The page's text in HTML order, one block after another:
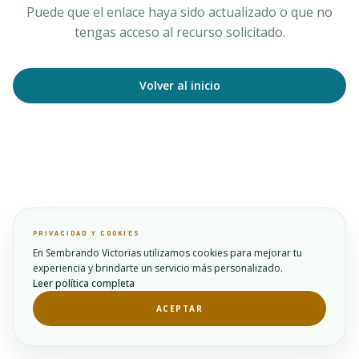
Puede que el enlace haya sido actualizado o que no
tengas acceso al recurso solicitado.
Volver al inicio
PRIVACIDAD Y COOKIES
En Sembrando Victorias utilizamos cookies para mejorar tu
experiencia y brindarte un servicio más personalizado.
Leer política completa
ACEPTAR